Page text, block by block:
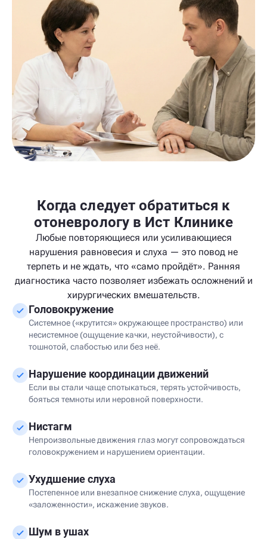
Когда следует обратиться к
отоневрологу в Ист Клинике
Любые повторяющиеся или усиливающиеся
нарушения равновесия и слуха — это повод не
терпеть и не ждать, что «само пройдёт». Ранняя
диагностика часто позволяет избежать осложнений и
хирургических вмешательств.
Головокружение
Системное («крутится» окружающее пространство) или
несистемное (ощущение качки, неустойчивости), с
тошнотой, слабостью или без неё.
Нарушение координации движений
Если вы стали чаще спотыкаться, терять устойчивость,
бояться темноты или неровной поверхности.
Нистагм
Непроизвольные движения глаз могут сопровождаться
головокружением и нарушением ориентации.
Ухудшение слуха
Постепенное или внезапное снижение слуха, ощущение
«заложенности», искажение звуков.
Шум в ушах